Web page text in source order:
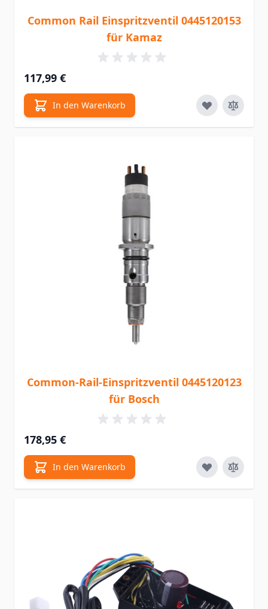
Common Rail Einspritzventil 0445120153
für Kamaz
117,99 €
In den Warenkorb
Common-Rail-Einspritzventil 0445120123
für Bosch
178,95 €
In den Warenkorb